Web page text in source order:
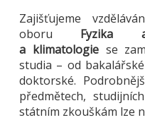
Zajišťujeme
oboru Fyzika
a klimatologiese
studia – od
doktorské.
předmětech,
státním zkouškám lze